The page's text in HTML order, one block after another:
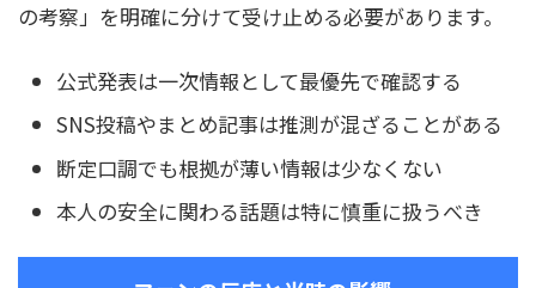
の考察」を明確に分けて受け止める必要があります。
公式発表は一次情報として最優先で確認する
SNS投稿やまとめ記事は推測が混ざることがある
断定口調でも根拠が薄い情報は少なくない
本人の安全に関わる話題は特に慎重に扱うべき